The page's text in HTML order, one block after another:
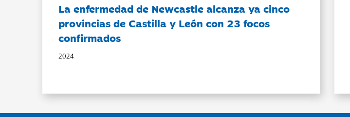
La enfermedad de Newcastle alcanza ya cinco
provincias de Castilla y León con 23 focos
confirmados
2024